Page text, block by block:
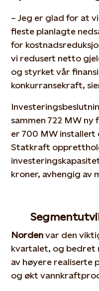
– Jeg er glad for at
fleste planlagte ned
for
vi redusert netto
og styrket vår
konkurransekraft,
I
sammen722 MW ny
er700 MW
Statkraft
kroner, avhengig av
Segment
Norden var den
kvartalet, og bedret
av høyere realiserte
og økt